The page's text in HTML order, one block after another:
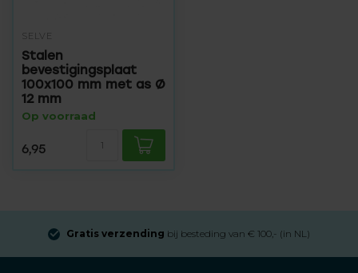
SELVE
Stalen
bevestigingsplaat
100x100 mm met as Ø
12 mm
Op voorraad
6,95
Gratis verzending bij besteding van € 100,- (in NL)